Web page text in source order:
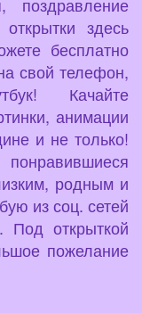
поздравление
здесь
бесплатно
свой телефон,
Качайте
анимации
и не только!
родным и
из соц. сетей
Под открыткой
пожелание